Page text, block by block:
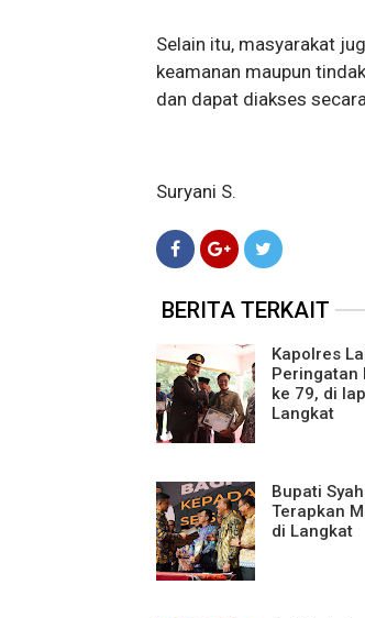
Selain itu, masyarakat
keamanan maupun
dan dapat diakses
Suryani S.
BERITA TERKAIT
Kapolres
Peringatan
ke 79, di
Langkat
Bupati
Terapkan
di Langkat